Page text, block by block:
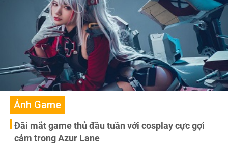
Ảnh Game
Đãi mắt game thủ đầu tuần với cosplay cực gợi
cảm trong Azur Lane